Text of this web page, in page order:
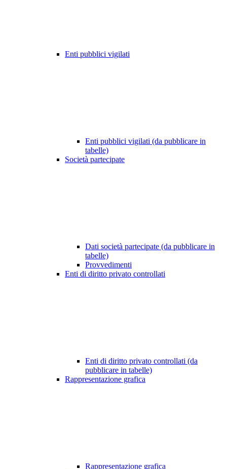
Enti pubblici vigilati
Enti pubblici vigilati (da pubblicare in
tabelle)
Società partecipate
Dati società partecipate (da pubblicare in
tabelle)
Provvedimenti
Enti di diritto privato controllati
Enti di diritto privato controllati (da
pubblicare in tabelle)
Rappresentazione grafica
Rappresentazione grafica